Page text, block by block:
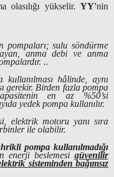
olasılığı yükselir. YY'nin
pompaları; sulu söndürme
anma debi ve anma
..
hâlinde, aynı
gerekir. Birden fazla pompa
en az %50’si
yedek pompa kullanılır.
elektrik motoru yanı sıra
ile olabilir.
pompa kullanılmadığı
enerji beslemesi güvenilir
sisteminden bağımsız